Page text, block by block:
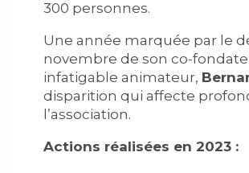
300 personnes.
Une année marquée par le
novembre de son co-
infatigable animateur,
disparition qui affecte
l’association.
Actions réalisées en 2023 :